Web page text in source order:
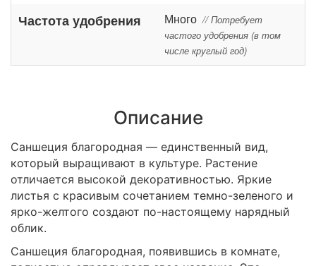
Частота удобрения Много // Потребует
частого удобрения (в том
числе круглый год)
Описание
Саншеция благородная — единственный вид,
который выращивают в культуре. Растение
отличается высокой декоративностью. Яркие
листья с красивым сочетанием темно-зеленого и
ярко-желтого создают по-настоящему нарядный
облик.
Саншеция благородная, появившись в комнате,